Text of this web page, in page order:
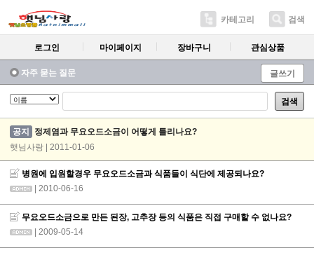
카테고리 검색
로그인 마이페이지 장바구니 관심상품
자주 묻는 질문 글쓰기
검색
공지
정제염과 무요오드소금이 어떻게 틀리나요?
햇님사랑 | 2011-01-06
병원에 입원할경우 무요오드소금과 식품들이 식단에 제공되나요?
| 2010-06-16
무요오드소금으로 만든 된장, 고추장 등의 식품은 직접 구매할 수 없나요?
| 2009-05-14